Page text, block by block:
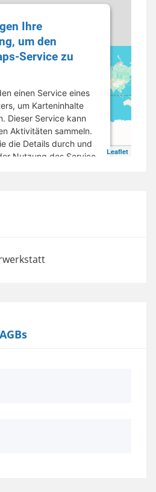
Leaflet
Ihre
um den
Service zu
einen Service eines
um Karteninhalte
Dieser Service kann
Aktivitäten sammeln.
die Details durch und
Nutzung des Service
Usercentrics Consent
Platform